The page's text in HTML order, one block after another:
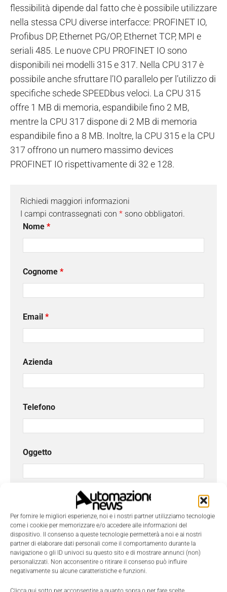
Per fornire le migliori esperienze, noi e i nostri partner utilizziamo tecnologie
come i cookie per memorizzare e/o accedere alle informazioni del
dispositivo. Il consenso a queste tecnologie permetterà a noi e ai nostri
partner di elaborare dati personali come il comportamento durante la
navigazione o gli ID univoci su questo sito e di mostrare annunci (non)
personalizzati. Non acconsentire o ritirare il consenso può influire
negativamente su alcune caratteristiche e funzioni.
flessibilità dipende dal fatto che è possibile utilizzare
nella stessa CPU diverse interfacce: PROFINET IO,
Profibus DP, Ethernet PG/OP, Ethernet TCP, MPI e
seriali 485. Le nuove CPU PROFINET IO sono
disponibili nei modelli 315 e 317. Nella CPU 317 è
possibile anche sfruttare l’IO parallelo per l’utilizzo di
specifiche schede SPEEDbus veloci. La CPU 315
offre 1 MB di memoria, espandibile fino 2 MB,
mentre la CPU 317 dispone di 2 MB di memoria
espandibile fino a 8 MB. Inoltre, la CPU 315 e la CPU
317 offrono un numero massimo devices
PROFINET IO rispettivamente di 32 e 128.
Richiedi maggiori informazioni
I campi contrassegnati con * sono obbligatori.
Nome *
Cognome *
Email *
Azienda
Telefono
Oggetto